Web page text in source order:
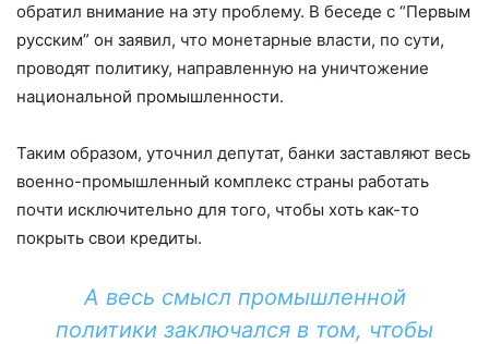
обратил внимание на эту проблему. В беседе с “Первым
русским” он заявил, что монетарные власти, по сути,
проводят политику, направленную на уничтожение
национальной промышленности.
Таким образом, уточнил депутат, банки заставляют весь
военно-промышленный комплекс страны работать
почти исключительно для того, чтобы хоть как-то
покрыть свои кредиты.
А весь смысл промышленной
политики заключался в том, чтобы